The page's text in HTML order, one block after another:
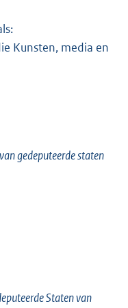
Kunsten, media en
gedeputeerde staten
Staten van